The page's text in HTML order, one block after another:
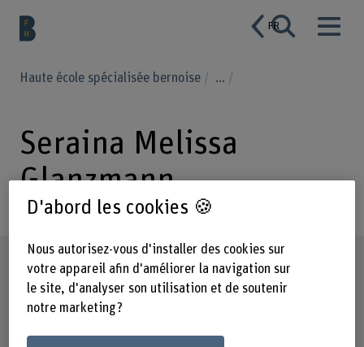
FR
Haute école spécialisée bernoise ...
Seraina Melissa
Glanzmann
Profil
D'abord les cookies 🍪
Nous autorisez-vous d'installer des cookies sur
votre appareil afin d'améliorer la navigation sur
le site, d'analyser son utilisation et de soutenir
notre marketing ?